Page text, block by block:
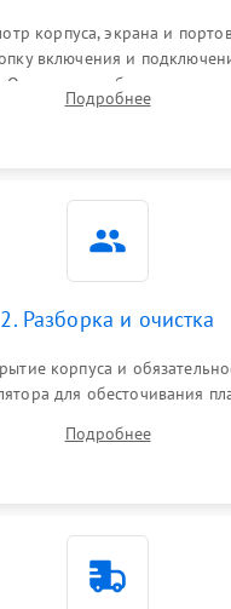
корпуса, экрана и
включения и
Оценка потребления тока с
блока питания для
Подробнее
2. Разборка и очистка
корпуса и
для обесточивания
термопасты с кристаллов
Подробнее